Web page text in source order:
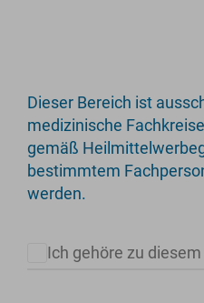
Dieser Bereich ist
medizinische
gemäß
bestimmtem
werden.
Ich gehöre zu
3C
Konisch-keilförmiges